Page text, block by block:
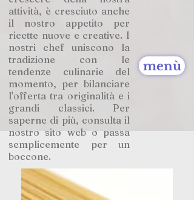
attività, è cresciuto anche
il nostro appetito per
ricette nuove e creative. I
nostri chef uniscono la
tradizione con le
tendenze culinarie del
momento, per bilanciare
l'offerta tra originalità e i
grandi classici. Per
saperne di più, consulta il
nostro sito web o passa
semplicemente per un
boccone.
menù